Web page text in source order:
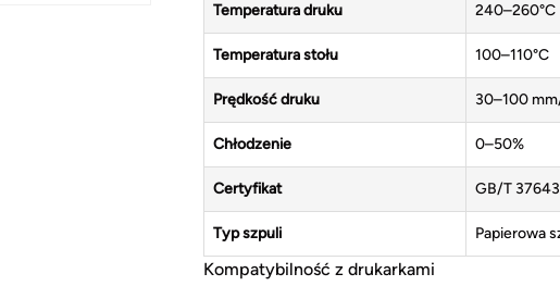
Temperatura druku 240–260°C
Temperatura stołu 100–110°C
Prędkość druku 30–100
Chłodzenie 0–50%
Certyfikat GB/T
Typ szpuli Papierowa
Kompatybilność z drukarkami